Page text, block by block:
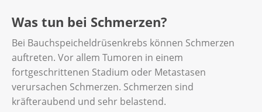
Was tun bei Schmerzen?
Bei Bauchspeicheldrüsenkrebs können Schmerzen
auftreten. Vor allem Tumoren in einem
fortgeschrittenen Stadium oder Metastasen
verursachen Schmerzen. Schmerzen sind
kräfteraubend und sehr belastend.